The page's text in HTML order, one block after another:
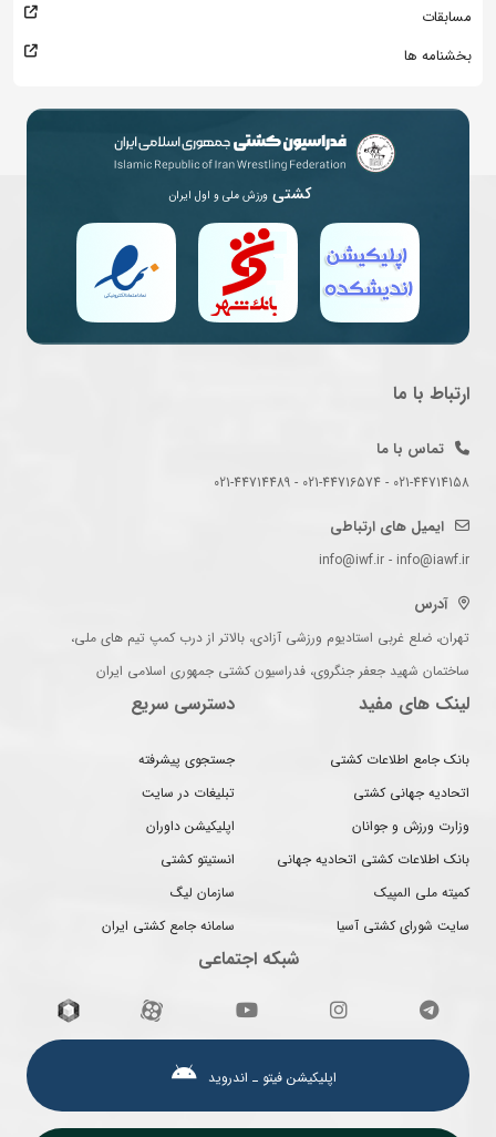
مسابقات
بخشنامه ها
کشتی ورزش ملی و اول ایران
ارتباط با ما
تماس با ما
021-44714158 - 021-44716574 - 021-44714489
ایمیل های ارتباطی
info@iwf.ir - info@iawf.ir
آدرس
تهران، ضلع غربی استادیوم ورزشی آزادی، بالاتر از درب کمپ تیم های ملی،
ساختمان شهید جعفر جنگروی، فدراسیون کشتی جمهوری اسلامی ایران
لینک های مفید
بانک جامع اطلاعات کشتی
اتحادیه جهانی کشتی
وزارت ورزش و جوانان
بانک اطلاعات کشتی اتحادیه جهانی
کمیته ملی المپیک
سایت شورای کشتی آسیا
دسترسی سریع
جستجوی پیشرفته
تبلیغات در سایت
اپلیکیشن داوران
انستیتو کشتی
سازمان لیگ
سامانه جامع کشتی ایران
شبکه اجتماعی
اپلیکیشن فیتو ـ اندروید